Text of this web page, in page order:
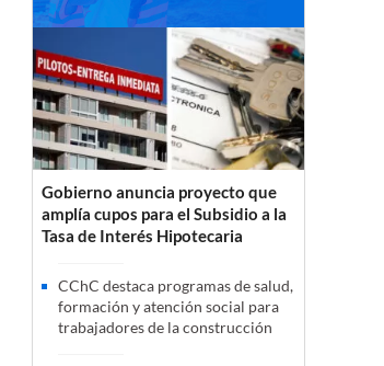
Gobierno anuncia proyecto que
amplía cupos para el Subsidio a la
Tasa de Interés Hipotecaria
CChC destaca programas de salud,
formación y atención social para
trabajadores de la construcción